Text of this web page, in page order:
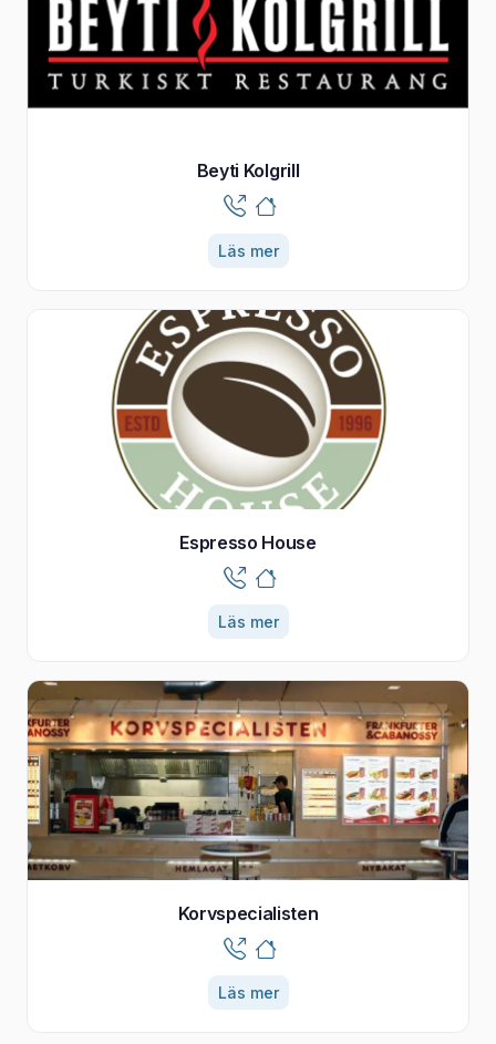
Beyti Kolgrill
Läs mer
Espresso House
Läs mer
Korvspecialisten
Läs mer